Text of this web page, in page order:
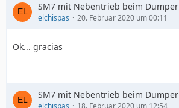
SM7 mit Nebentrieb beim Dumper
elchispas 20. Februar 2020 um 00:11
Ok... gracias
SM7 mit Nebentrieb beim Dumper
elchispas 18. Februar 2020 um 12:54